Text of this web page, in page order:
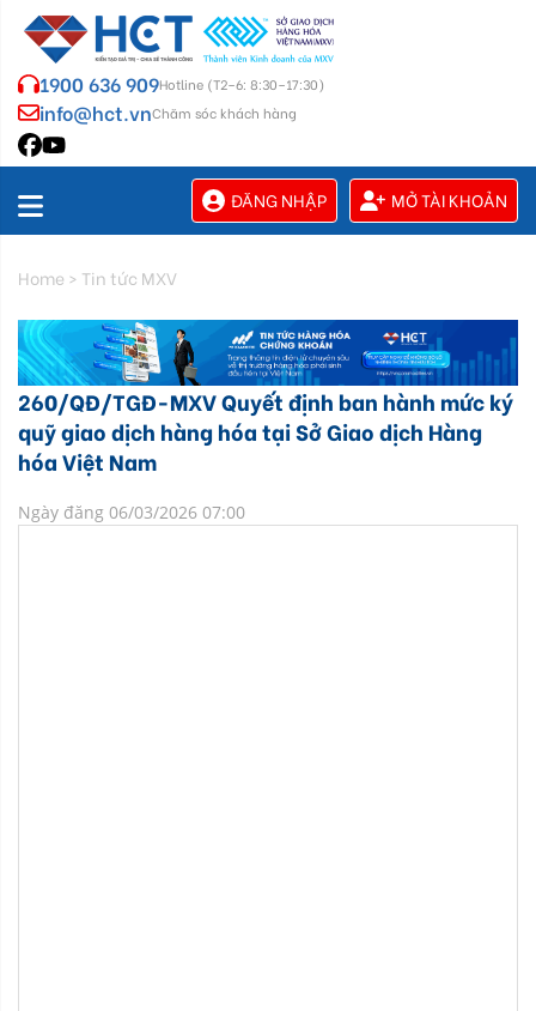
1900 636 909Hotline (T2–6: 8:30–17:30)
info@hct.vnChăm sóc khách hàng
ĐĂNG NHẬP MỞ TÀI KHOẢN
Home > Tin tức MXV
260/QĐ/TGĐ-MXV Quyết định ban hành mức ký
quỹ giao dịch hàng hóa tại Sở Giao dịch Hàng
hóa Việt Nam
Ngày đăng 06/03/2026 07:00